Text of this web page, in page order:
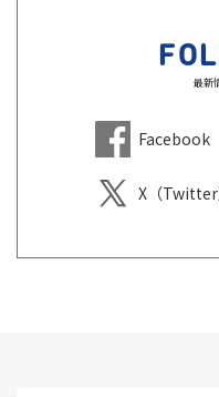
最新
Facebook
X（Twitter